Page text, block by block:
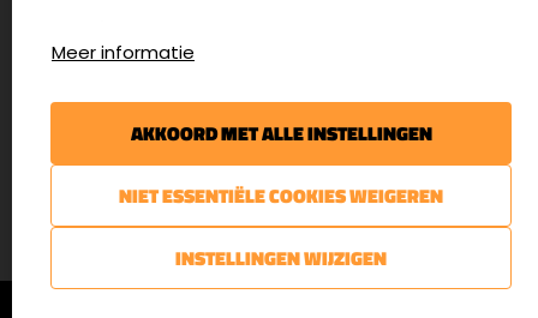
Afspraak maken
Nieuwsbrief
€5,- kortingsbon voor uw volgende bestelling.
Blijf op de hoogte van het laatste nieuws
© DB-Schietsport 2026 |Algemene voorwaarden|
website gebruiken en hoe effectief de Adwords-
advertenties van Dekkers trading bij Google
zoekresultaatpagina’s zijn. De aldus verkregen
informatie wordt, met inbegrip van het adres van
uw computer (IP-adres), overgebracht naar en
Verenigde Staten. Lees het privacybeleid van
Google voor meer informatie. U treft ook het
Meer informatie
AKKOORD MET ALLE INSTELLINGEN
NIET ESSENTIËLE COOKIES WEIGEREN
INSTELLINGEN WIJZIGEN